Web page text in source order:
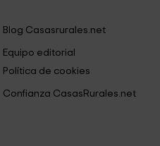
Blog Casasrurales.net
Equipo editorial
Política de cookies
Confianza CasasRurales.net